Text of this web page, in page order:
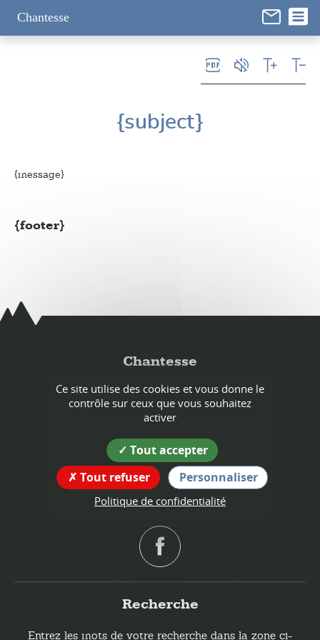
Chantesse
{subject}
{message}
{footer}
Chantesse
Coordonnées
de la mairie
38470 Chantesse
tél : 04 76 64 73 94
Suivez nous !
Recherche
Entrez les mots de votre recherche dans la zone ci-
Ce site utilise des cookies et vous donne le
contrôle sur ceux que vous souhaitez
activer
Tout accepter
Tout refuser
Personnaliser
Politique de confidentialité